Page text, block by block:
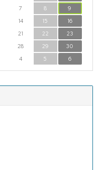
7 8
9
14 15
16
21 22
23
28 29
30
4 5 6